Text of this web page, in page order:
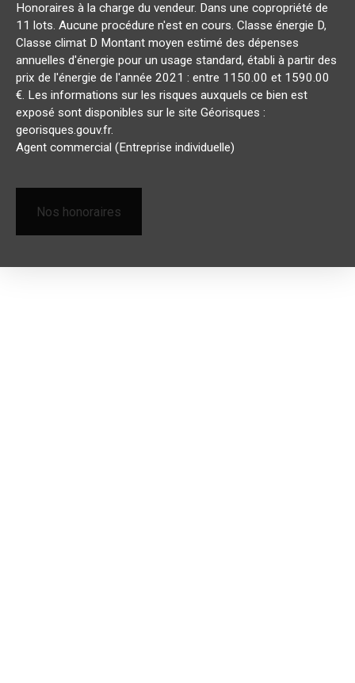
Honoraires à la charge du vendeur. Dans une copropriété de
11 lots. Aucune procédure n'est en cours. Classe énergie D,
Classe climat D Montant moyen estimé des dépenses
annuelles d'énergie pour un usage standard, établi à partir des
prix de l'énergie de l'année 2021 : entre 1150.00 et 1590.00
€. Les informations sur les risques auxquels ce bien est
exposé sont disponibles sur le site Géorisques :
georisques.gouv.fr.
Agent commercial (Entreprise individuelle)
Nos honoraires